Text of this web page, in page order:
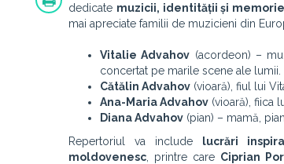
dedicate muzicii, identității și
mai apreciate familii de muzicieni din
Vitalie Advahov (acordeon) –
concertat pe marile scene ale lumii.
Cătălin Advahov (vioară), fiul lui
Ana-Maria Advahov (vioară), fiica
Diana Advahov (pian) – mamă,
Repertoriul va include
lucrări
moldovenesc , printre care Ciprian